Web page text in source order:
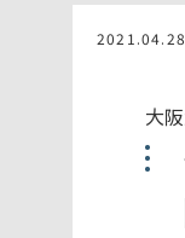
2021.04.28
大